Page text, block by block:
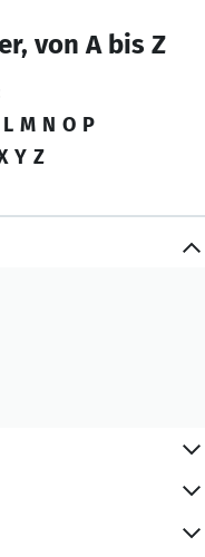
von A bis Z
L M N O P
Y Z